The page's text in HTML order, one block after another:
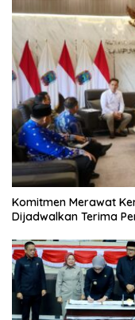
Komitmen Merawat
Dijadwalkan Terima